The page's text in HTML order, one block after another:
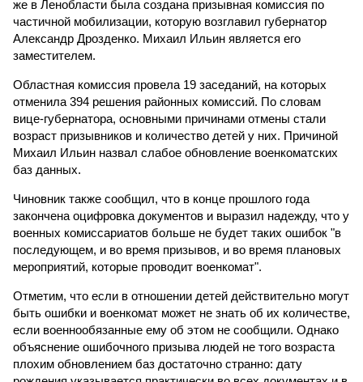
же в Ленобласти была создана призывная комиссия по
частичной мобилизации, которую возглавил губернатор
Александр Дрозденко. Михаил Ильин является его
заместителем.
Областная комиссия провела 19 заседаний, на которых
отменила 394 решения районных комиссий. По словам
вице-губернатора, основными причинами отмены стали
возраст призывников и количество детей у них. Причиной
Михаил Ильин назвал слабое обновление военкоматских
баз данных.
Чиновник также сообщил, что в конце прошлого года
закончена оцифровка документов и выразил надежду, что у
военных комиссариатов больше не будет таких ошибок "в
последующем, и во время призывов, и во время плановых
мероприятий, которые проводит военкомат".
Отметим, что если в отношении детей действительно могут
быть ошибки и военкомат может не знать об их количестве,
если военнообязанные ему об этом не сообщили. Однако
объяснение ошибочного призыва людей не того возраста
плохим обновлением баз достаточно странно: дату